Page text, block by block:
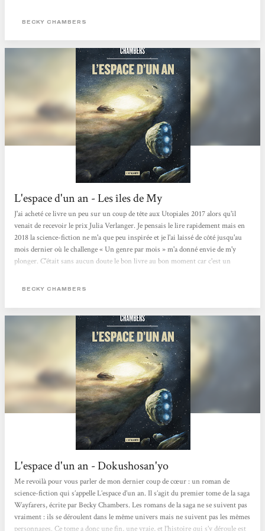
C’est exactement ce que l’on va apprendre ici. Le titre est un rappel du fil...
BECKY CHAMBERS
L'espace d'un an - Les îles de My
J'ai acheté ce livre un peu sur un coup de tête aux Utopiales 2017 alors qu'il
venait de recevoir le prix Julia Verlanger. Je pensais le lire rapidement mais en
2018 la science-fiction ne m'a que peu inspirée et je l'ai laissé de côté jusqu'au
mois dernier où le challenge « Un genre par mois » m'a donné envie de m'y
plonger. C'était sans aucun doute le bon livre au bon moment car c'est un
aimé. Ce roman est un space-opera dans lequel le lecteur suit Rosemary jeune
BECKY CHAMBERS
L'espace d'un an - Dokushosan'yo
Me revoilà pour vous parler de mon dernier coup de cœur : un roman de
science-fiction qui s’appelle L’espace d’un an. Il s’agit du premier tome de la saga
Wayfarers, écrite par Becky Chambers. Les romans de la saga ne se suivent pas
vraiment : ils se déroulent dans le même univers mais ne suivent pas les mêmes
personnages. Ce tome a donc une fin, une vraie, et l’histoire qui s’y déroule est